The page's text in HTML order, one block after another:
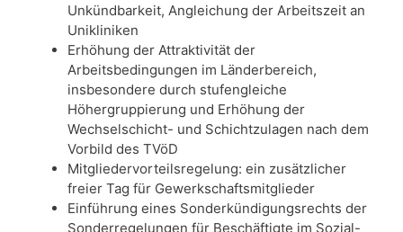
Unkündbarkeit, Angleichung der Arbeitszeit an
Unikliniken
Erhöhung der Attraktivität der
Arbeitsbedingungen im Länderbereich,
insbesondere durch stufengleiche
Höhergruppierung und Erhöhung der
Wechselschicht- und Schichtzulagen nach dem
Vorbild des TVöD
Mitgliedervorteilsregelung: ein zusätzlicher
freier Tag für Gewerkschaftsmitglieder
Einführung eines Sonderkündigungsrechts der
Sonderregelungen für Beschäftigte im Sozial-